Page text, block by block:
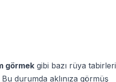
görmek gibi bazı rüya
durumda aklınıza görmüş